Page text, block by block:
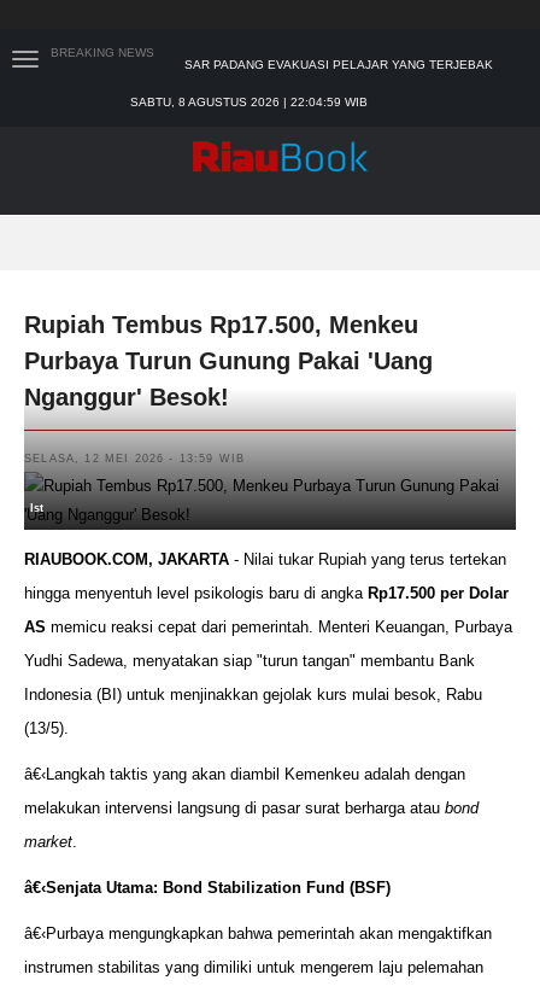
BREAKING NEWS
BANJIR DI SEKOLAH
BINAAN JEFRY NOER, ADA PISANG CAVENDISH
DUKUNGAN ADLG AWARDS
TIM MANGGALA AGNI MASIH LAKUKAN PEMADAMAN
SABTU, 8 AGUSTUS 2026 | 22:05:01 WIB
Rupiah Tembus Rp17.500, Menkeu
Purbaya Turun Gunung Pakai 'Uang
Nganggur' Besok!
SELASA, 12 MEI 2026 - 13:59 WIB
Ist
RIAUBOOK.COM, JAKARTA - Nilai tukar Rupiah yang terus tertekan
hingga menyentuh level psikologis baru di angka Rp17.500 per Dolar
AS memicu reaksi cepat dari pemerintah. Menteri Keuangan, Purbaya
Yudhi Sadewa, menyatakan siap "turun tangan" membantu Bank
Indonesia (BI) untuk menjinakkan gejolak kurs mulai besok, Rabu
(13/5).
â€‹Langkah taktis yang akan diambil Kemenkeu adalah dengan
melakukan intervensi langsung di pasar surat berharga atau bond
market.
â€‹Senjata Utama: Bond Stabilization Fund (BSF)
â€‹Purbaya mengungkapkan bahwa pemerintah akan mengaktifkan
instrumen stabilitas yang dimiliki untuk mengerem laju pelemahan